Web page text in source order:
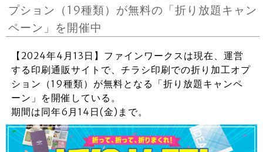
プション（19種類）が無料の「折り放題キャン
ペーン」を開催中
【2024年4月13日】ファインワークスは現在、運営
する印刷通販サイトで、チラシ印刷での折り加工オプ
ション（19種類）が無料となる「折り放題キャンペ
ーン」を開催している。
期間は同年6月14日(金)まで。